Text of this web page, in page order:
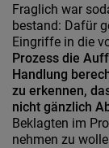
Fraglich war
bestand: Dafür
Eingriffe in die
Prozess die
Handlung
zu erkennen,
nicht gänzlich
Beklagten im
nehmen zu